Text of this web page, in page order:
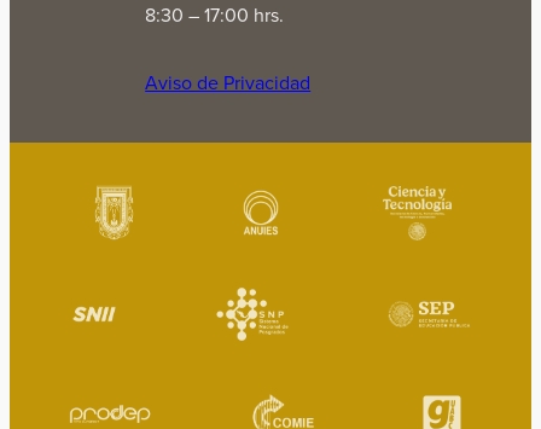
8:30 – 17:00 hrs.
Aviso de Privacidad